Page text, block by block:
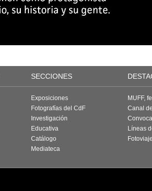
SECCIONES
Exposiciones
Fotografías del CdF
Investigación
Educativa
Catálogo
Mediateca
MUFF,
Canal
Líneas